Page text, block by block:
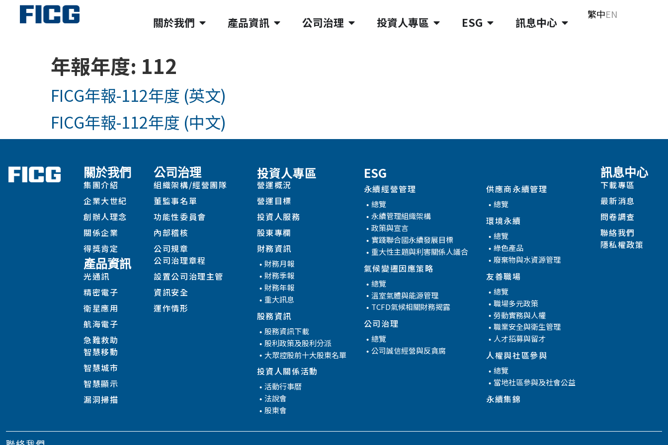
關於我們 產品資訊 公司治理 投資人專區 ESG 訊息中心
繁中EN
年報年度: 112
FICG年報-112年度 (英文)
FICG年報-112年度 (中文)
關於我們
集團介紹
企業大世紀
創辦人理念
關係企業
得獎肯定
產品資訊
光通訊
精密電子
衛星應用
航海電子
急難救助
智慧移動
智慧城市
智慧顯示
漏洞掃描
公司治理
組織架構/經營團隊
董監事名單
功能性委員會
內部稽核
公司規章
公司治理章程
設置公司治理主管
資訊安全
運作情形
投資人專區
營運概況
營運目標
投資人服務
股東專欄
財務資訊
財務月報
財務季報
財務年報
重大訊息
股務資訊
股務資訊下載
股利政策及股利分派
大眾控股前十大股東名單
投資人關係活動
活動行事曆
法說會
股東會
ESG
永續經營管理
總覽
永續管理組織架構
政策與宣言
實踐聯合國永續發展目標
重大性主題與利害關係人議合
氣候變遷因應策略
總覽
溫室氣體與能源管理
TCFD氣候相關財務揭露
公司治理
總覽
公司誠信經營與反貪腐
供應商永續管理
總覽
環境永續
總覽
綠色產品
廢棄物與水資源管理
友善職場
總覽
職場多元政策
勞動實務與人權
職業安全與衛生管理
人才招募與留才
人權與社區參與
總覽
當地社區參與及社會公益
永續集錦
訊息中心
下載專區
最新消息
問卷調查
聯絡我們
隱私權政策